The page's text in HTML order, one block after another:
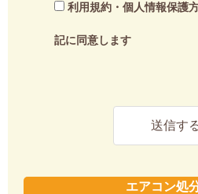
利用規約・個人情報保護
記に同意します
エアコン処